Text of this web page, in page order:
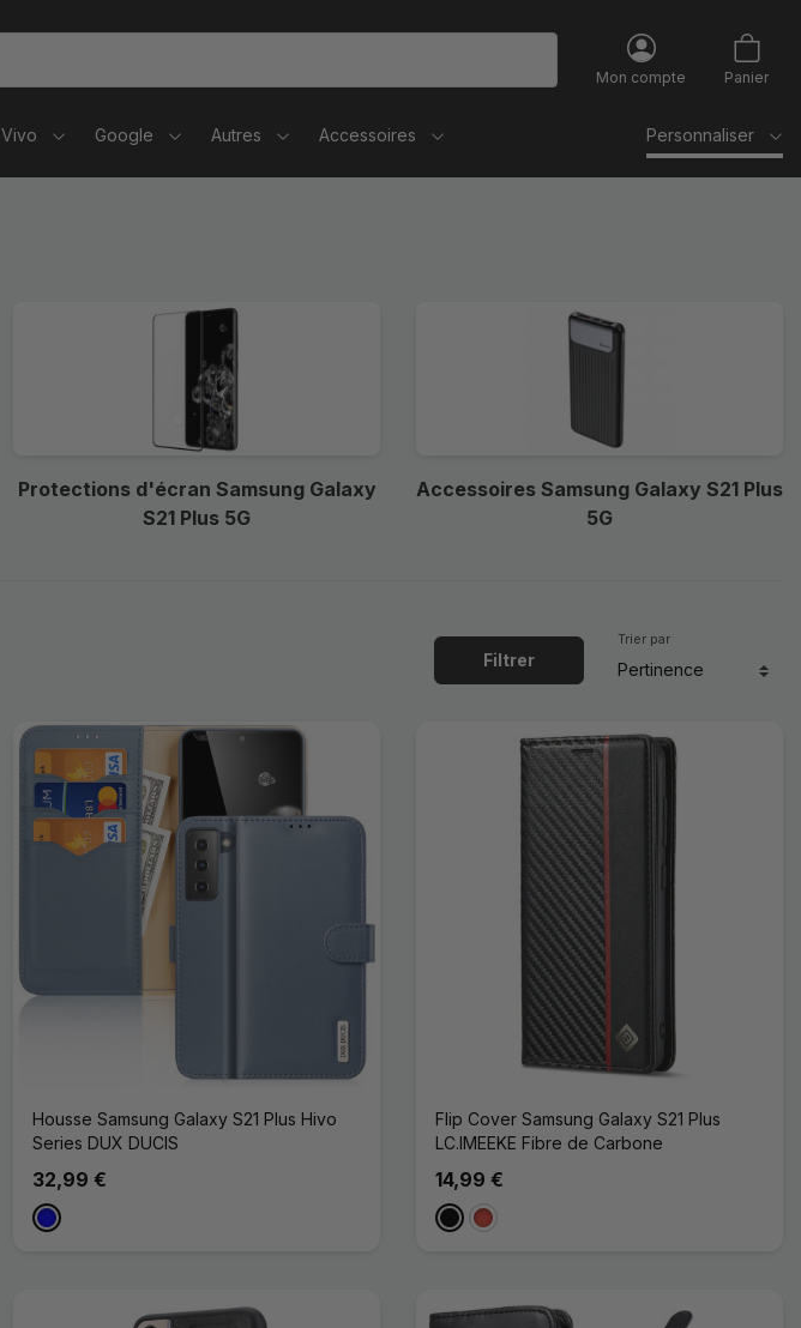
Mon compte Panier
Vivo Google Autres Accessoires Personnaliser
Protections d'écran Samsung Galaxy
S21 Plus 5G
Accessoires Samsung Galaxy S21 Plus
5G
Filtrer
Trier par
Housse Samsung Galaxy S21 Plus Hivo
Series DUX DUCIS
32,99 €
Bleu
Flip Cover Samsung Galaxy S21 Plus
LC.IMEEKE Fibre de Carbone
14,99 €
NoirRouge